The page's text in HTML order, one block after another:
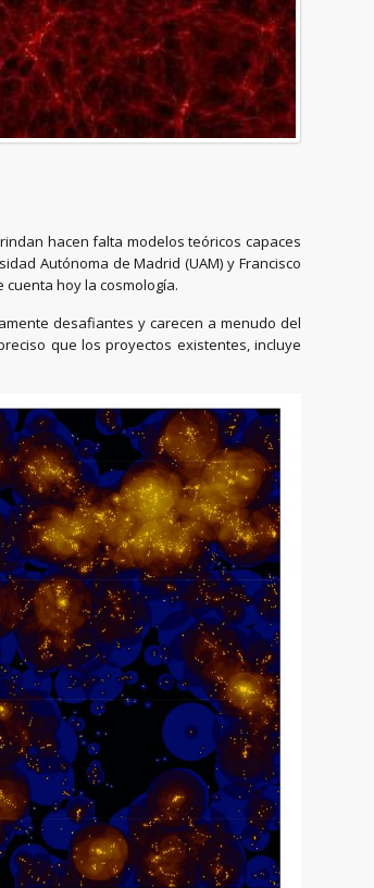
hacen falta modelos teóricos capaces
Autónoma de Madrid (UAM) y Francisco
cuenta hoy la cosmología.
desafiantes y carecen a menudo del
que los proyectos existentes, incluye